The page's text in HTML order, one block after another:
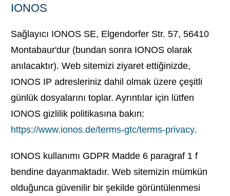
IONOS
Sağlayıcı IONOS SE, Elgendorfer Str. 57, 56410
Montabaur'dur (bundan sonra IONOS olarak
anılacaktır). Web sitemizi ziyaret ettiğinizde,
IONOS IP adresleriniz dahil olmak üzere çeşitli
günlük dosyalarını toplar. Ayrıntılar için lütfen
IONOS gizlilik politikasına bakın:
https://www.ionos.de/terms-gtc/terms-privacy.
IONOS kullanımı GDPR Madde 6 paragraf 1 f
bendine dayanmaktadır. Web sitemizin mümkün
olduğunca güvenilir bir şekilde görüntülenmesi